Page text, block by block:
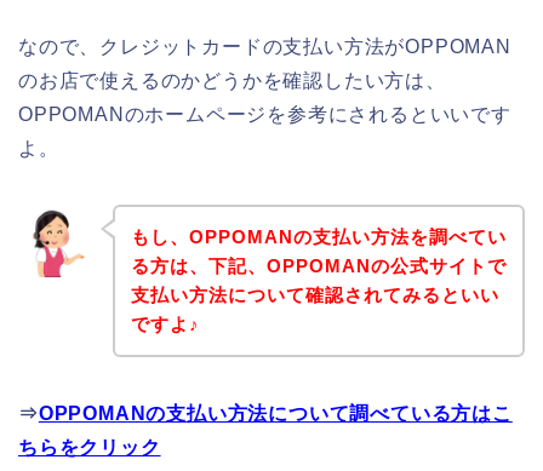
なので、クレジットカードの支払い方法がOPPOMAN
のお店で使えるのかどうかを確認したい方は、
OPPOMANのホームページを参考にされるといいです
よ。
もし、OPPOMANの支払い方法を調べてい
る方は、下記、OPPOMANの公式サイトで
支払い方法について確認されてみるといい
ですよ♪
⇒OPPOMANの支払い方法について調べている方はこ
ちらをクリック